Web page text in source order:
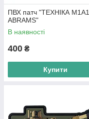
ПВХ патч "ТЕХНІКА M1A1
ABRAMS"
В наявності
400 ₴
Купити